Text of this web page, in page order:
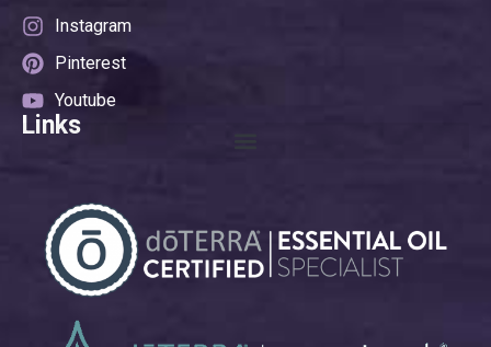
Instagram
Pinterest
Youtube
Links